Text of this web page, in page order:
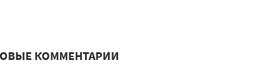
КОММЕНТАРИИ